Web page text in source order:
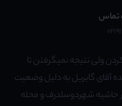
تماس
ولی نتیجه نمیگرفتن تا
بهشون یه پسر میده آقای گابریل به دلیل وضعیت
حاشیه شهردوسلدرف و محله